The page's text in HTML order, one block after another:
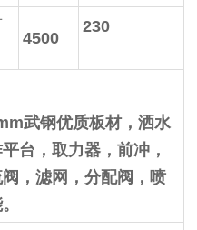
4500
230
武钢优质板材，洒水
台，取力器，前冲，
，滤网，分配阀，喷